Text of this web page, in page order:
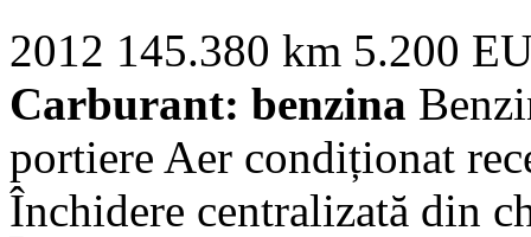
2012 145.380 km 5.200
Carburant: benzina
portiere Aer condiționat
Închidere centralizată din